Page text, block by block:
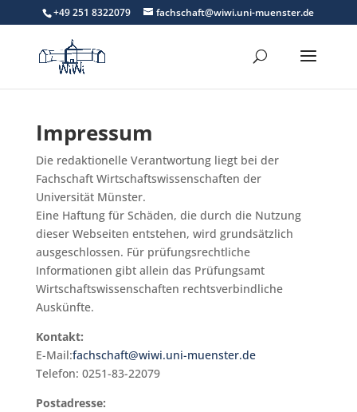
+49 251 8322079 fachschaft@wiwi.uni-muenster.de
Impressum
Die redaktionelle Verantwortung liegt bei der
Fachschaft Wirtschaftswissenschaften der
Universität Münster.
Eine Haftung für Schäden, die durch die Nutzung
dieser Webseiten entstehen, wird grundsätzlich
ausgeschlossen. Für prüfungsrechtliche
Informationen gibt allein das Prüfungsamt
Wirtschaftswissenschaften rechtsverbindliche
Auskünfte.
Kontakt:
E-Mail:fachschaft@wiwi.uni-muenster.de
Telefon: 0251-83-22079
Postadresse: